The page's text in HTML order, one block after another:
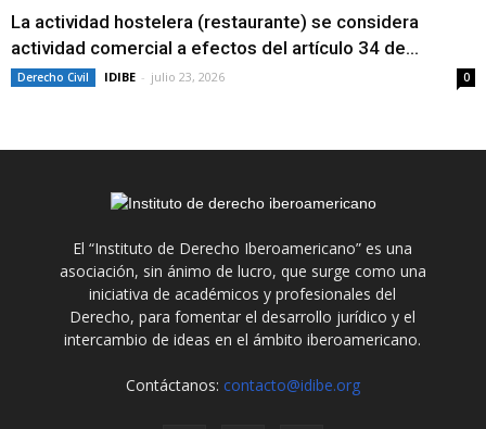
La actividad hostelera (restaurante) se considera
actividad comercial a efectos del artículo 34 de...
Derecho Civil IDIBE - julio 23, 2026 0
El “Instituto de Derecho Iberoamericano” es una
asociación, sin ánimo de lucro, que surge como una
iniciativa de académicos y profesionales del
Derecho, para fomentar el desarrollo jurídico y el
intercambio de ideas en el ámbito iberoamericano.
Contáctanos: contacto@idibe.org